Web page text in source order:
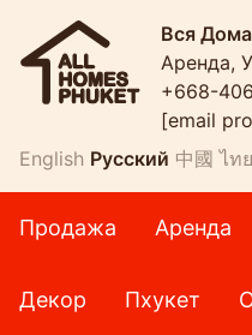
Вся
Аренда,
+668-
[email
English Русский 中國 ไทย
Продажа Аренда
Декор Пхукет